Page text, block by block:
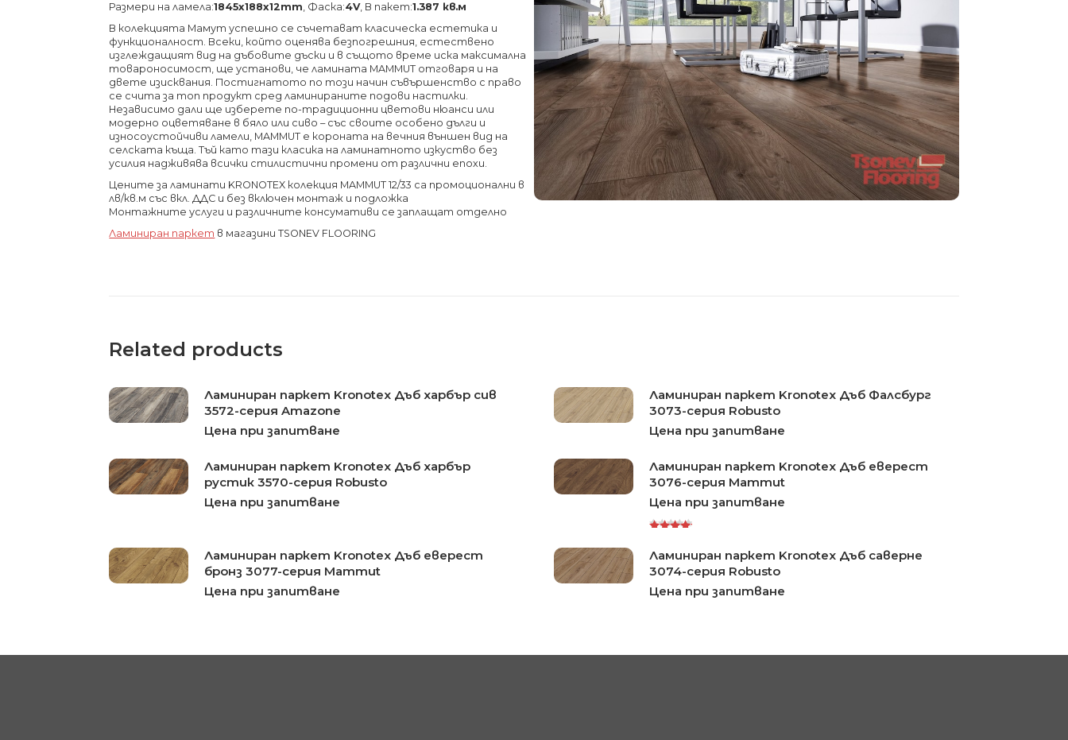
Размери на ламела:1845х188х12mm, Фаска:4V, В пакет:1.387 кв.м
В колекцията Мамут успешно се съчетават класическа естетика и
функционалност. Всеки, който оценява безпогрешния, естествено
изглеждащият вид на дъбовите дъски и в същото време иска максимална
товароносимост, ще установи, че ламината MAMMUT отговаря и на
двете изисквания. Постигнатото по този начин съвършенство с право
се счита за топ продукт сред ламинираните подови настилки.
Независимо дали ще изберете по-традиционни цветови нюанси или
модерно оцветяване в бяло или сиво – със своите особено дълги и
износоустойчиви ламели, MAMMUT е короната на вечния външен вид на
селската къща. Тъй като тази класика на ламинатното изкуство без
усилия надживява всички стилистични промени от различни епохи.
Цените за ламинати KRONOTEX колекция MAMMUT 12/33 са промоционални в
лв/кв.м със вкл. ДДС и без включен монтаж и подложка
Монтажните услуги и различните консумативи се заплащат отделно
Ламиниран паркет в магазини TSONEV FLOORING
Related products
Ламиниран паркет Kronotex Дъб харбър сив
3572-серия Amazone
Цена при запитване
Ламиниран паркет Kronotex Дъб Фалсбург
3073-серия Robusto
Цена при запитване
Ламиниран паркет Kronotex Дъб харбър
рустик 3570-серия Robusto
Цена при запитване
Ламиниран паркет Kronotex Дъб еверест
3076-серия Mammut
Цена при запитване
5.00out
of 5
Ламиниран паркет Kronotex Дъб еверест
бронз 3077-серия Mammut
Цена при запитване
Ламиниран паркет Kronotex Дъб саверне
3074-серия Robusto
Цена при запитване